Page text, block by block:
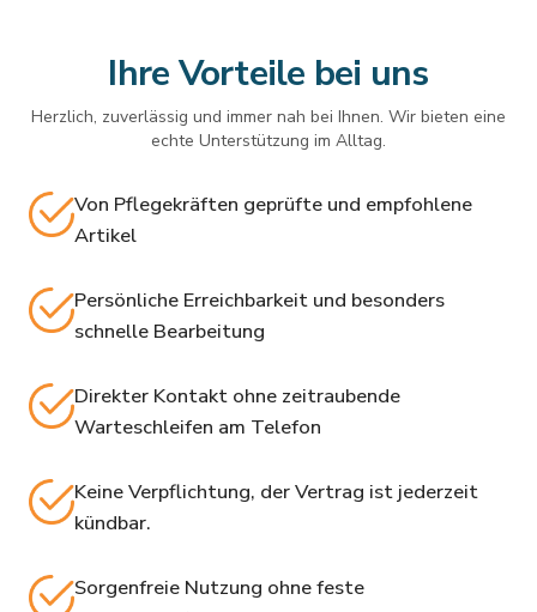
Ihre Vorteile bei uns
Herzlich, zuverlässig und immer nah bei Ihnen. Wir bieten eine
echte Unterstützung im Alltag.
Von Pflegekräften geprüfte und empfohlene
Artikel
Persönliche Erreichbarkeit und besonders
schnelle Bearbeitung
Direkter Kontakt ohne zeitraubende
Warteschleifen am Telefon
Keine Verpflichtung, der Vertrag ist jederzeit
kündbar.
Sorgenfreie Nutzung ohne feste